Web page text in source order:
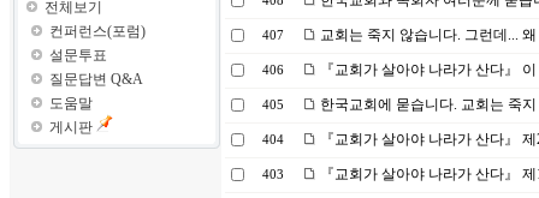
전체보기
컨퍼런스(포럼)
설문투표
질문답변 Q&A
도움말
게시판
407 교회는 죽지 않습니다. 그런데...
406 『교회가 살아야 나라가 산다』
405 한국교회에 묻습니다. 교회는 죽
404 『교회가 살아야 나라가 산다』
403 『교회가 살아야 나라가 산다』